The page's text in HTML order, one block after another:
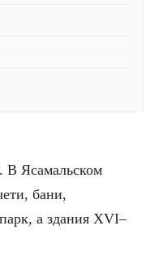
В Ясамальском
бани,
а здания XVI–